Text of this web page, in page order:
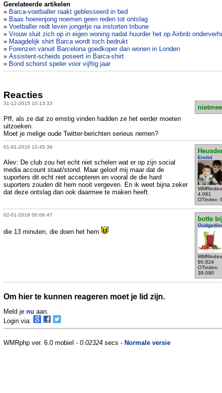
Gerelateerde artikelen
» Barca-voetballer raakt geblesseerd in bed
» Baas hoerenjong noemen geen reden tot ontslag
» Voetballer redt leven jongetje na instorten tribune
» Vrouw sluit zich op in eigen woning nadat huurder het op Airbnb
» Maagdelijk shirt Barca wordt toch bedrukt
» Forenzen vanuit Barcelona goedkoper dan wonen in Londen
» Assistent-scheids poseert in Barca-shirt
» Bond schorst speler voor vijftig jaar
Reacties
31-12-2015 10:13:33
Pff, als ze dat zo ernstig vinden hadden ze het eerder moeten
uitzoeken.
Moet je melige oude Twitter-berichten serieus nemen?
01-01-2016 10:45:39
Erelid
4.081
OTindex:
Alev: De club zou het echt niet schelen wat er op zijn social
media account staat/stond. Maar geloof mij maar dat de
suporters dit echt niet accepteren en vooral de die hard
suporters zouden dit hem nooit vergeven. En ik weet bijna zeker
dat deze ontslag dan ook daarmee te maken heeft.
02-01-2016 00:06:47
botte
90.824
OTindex:
39.090
die 13 minuten, die doen het hem
Om hier te kunnen reageren moet je lid zijn.
Meld je nu aan.
Login via:
WMRphp ver. 6.0 mobiel - 0.02324 secs - Normale versie